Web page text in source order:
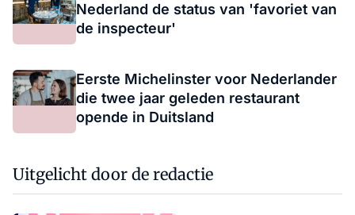
Nederland de status van 'favoriet van
de inspecteur'
Eerste Michelinster voor Nederlander
die twee jaar geleden restaurant
opende in Duitsland
Uitgelicht door de redactie